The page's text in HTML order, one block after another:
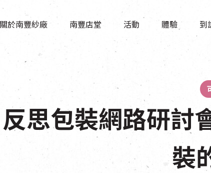
關於南豐紗廠
傳承與歷史
願景
媒體中心
南豐店堂
商店
活動
所有活動
世界之約
體驗
走進南豐紗廠
CHAT六廠
到
開放
穿梭
反思包裝網路研討
裝